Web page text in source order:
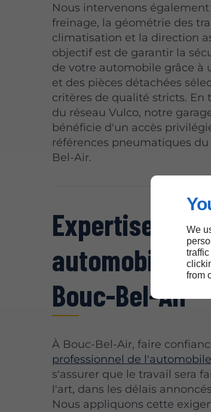
We
from
Nous intervenons
freinage, la géométrie des
climatisation et la direction
objectif est de garantir la
de votre automobile grâce à
et des pièces détachées
critères de qualité stricts.
du réseau Vulco, notre
bénéficie d'un accès
références pneumatiques
Bel-Air.
Expertise en
automobile
Bouc-Bel-Air
À Bouc-Bel-Air, faire
professionnel de l'automobile
s'assurer que le travail sera
l'art, dans les délais
Nous appliquons cette